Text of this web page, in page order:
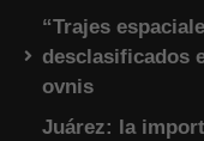
“Trajes
desclasificados
ovnis
Juárez: la